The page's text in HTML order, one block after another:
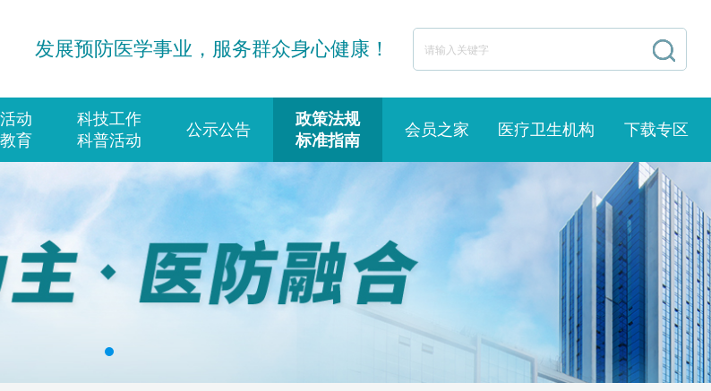
发展预防医学事业，服务群众身心健康！
动
育
科技工作
科普活动
公示公告
政策法规
标准指南
会员之家 医疗卫生机构 下载专区